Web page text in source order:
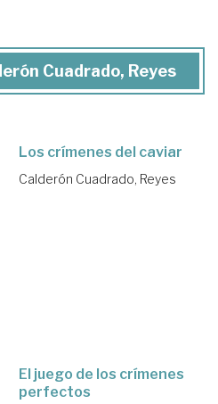
Cuadrado, Reyes
Los crímenes del caviar
Calderón Cuadrado, Reyes
El juego de los crímenes
perfectos